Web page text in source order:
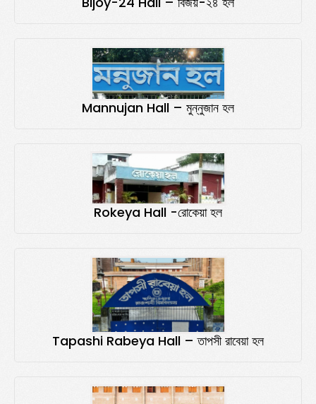
Mannujan Hall – মুন্নুজান হল
Rokeya Hall -রোকেয়া হল
Tapashi Rabeya Hall – তাপসী রাবেয়া হল